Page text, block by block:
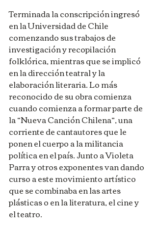
Terminada la conscripción ingresó
en la Universidad de Chile
comenzando sus trabajos de
investigación y recopilación
folklórica, mientras que se implicó
en la dirección teatral y la
elaboración literaria. Lo más
reconocido de su obra comienza
cuando comienza a formar parte de
la “Nueva Canción Chilena”, una
corriente de cantautores que le
ponen el cuerpo a la militancia
política en el país. Junto a Violeta
Parra y otros exponentes van dando
curso a este movimiento artístico
que se combinaba en las artes
plásticas o en la literatura, el cine y
el teatro.